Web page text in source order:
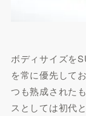
ボディサイズを
を常に優先して
つも熟成された
スとしては初代